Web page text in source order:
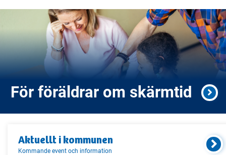
För föräldrar om skärmtid
Aktuellt i kommunen
Kommande event och information